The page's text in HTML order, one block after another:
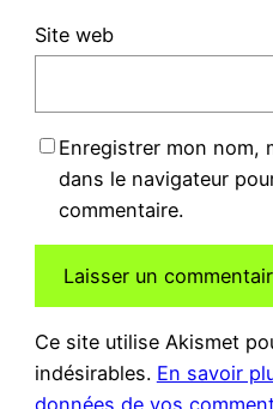
Site web
Enregistrer mon nom,
dans le navigateur
commentaire.
Ce site utilise Akismet
indésirables. En savoir